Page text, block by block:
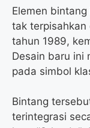
Elemen
tak terpisahkan
tahun 1989,
Desain baru ini
pada simbol
Bintang
terintegrasi